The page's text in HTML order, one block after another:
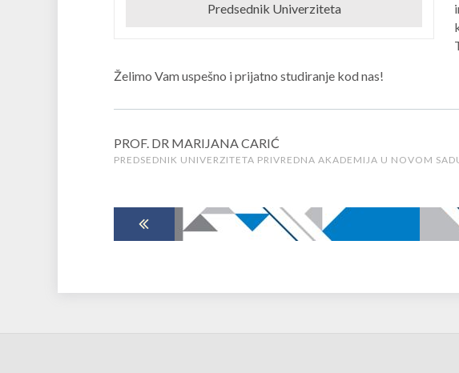
Predsednik Univerziteta
Želimo Vam uspešno i prijatno studiranje kod nas!
PROF. DR MARIJANA CARIĆ
PREDSEDNIK UNIVERZITETA PRIVREDNA AKADEMIJA U NOVOM